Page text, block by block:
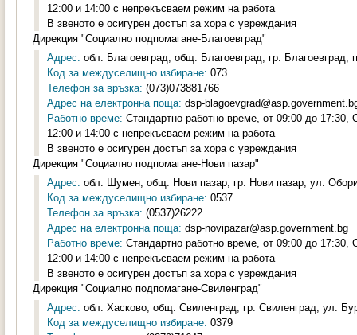
12:00 и 14:00 с непрекъсваем режим на работа
В звеното е осигурен достъп за хора с увреждания
Дирекция "Социално подпомагане-Благоевград"
Адрес: обл. Благоевград, общ. Благоевград, гр.
Код за междуселищно избиране: 073
Телефон за връзка: (073)073881766
Адрес на електронна поща: dsp-
Работно време: Стандартно работно време, от 09:00 до
12:00 и 14:00 с непрекъсваем режим на работа
В звеното е осигурен достъп за хора с увреждания
Дирекция "Социално подпомагане-Нови пазар"
Адрес: обл. Шумен, общ. Нови пазар, гр. Нови пазар, ул.
Код за междуселищно избиране: 0537
Телефон за връзка: (0537)26222
Адрес на електронна поща: dsp-novipazar@asp.government.bg
Работно време: Стандартно работно време, от 09:00 до
12:00 и 14:00 с непрекъсваем режим на работа
В звеното е осигурен достъп за хора с увреждания
Дирекция "Социално подпомагане-Свиленград"
Адрес: обл. Хасково, общ. Свиленград, гр. Свиленград, ул.
Код за междуселищно избиране: 0379